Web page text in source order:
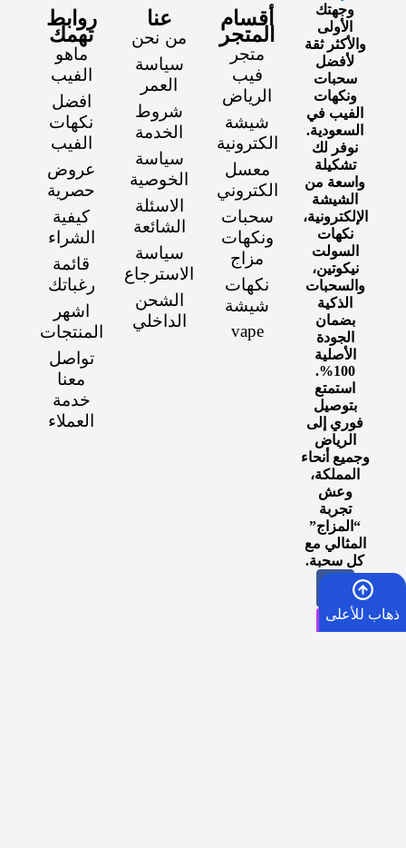
وجهتك
الأولى
والأكثر ثقة
لأفضل
سحبات
ونكهات
الفيب في
السعودية.
نوفر لك
تشكيلة
واسعة من
الشيشة
الإلكترونية،
نكهات
السولت
نيكوتين،
والسحبات
الذكية
بضمان
الجودة
الأصلية
100%.
استمتع
بتوصيل
فوري إلى
الرياض
وجميع أنحاء
المملكة،
وعش
تجربة
“المزاج”
المثالي مع
كل سحبة.
أقسام
المتجر
متجر
فيب
الرياض
شيشة
الكترونية
معسل
الكتروني
سحبات
ونكهات
مزاج
نكهات
شيشة
vape
عنا
من نحن
سياسة
العمر
شروط
الخدمة
سياسة
الخوصية
الاسئلة
الشائعة
سياسة
الاسترجاع
الشحن
الداخلي
روابط
تهمك
ماهو
الفيب
افضل
نكهات
الفيب
عروض
حصرية
كيفية
الشراء
قائمة
رغباتك
اشهر
المنتجات
تواصل
معنا
خدمة
العملاء
ذهاب للأعلى